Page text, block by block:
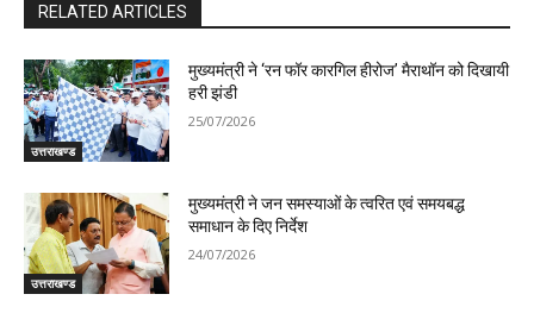
RELATED ARTICLES
उत्तराखण्ड
मुख्यमंत्री ने ‘रन फॉर कारगिल हीरोज’ मैराथॉन को दिखायी
हरी झंडी
25/07/2026
उत्तराखण्ड
मुख्यमंत्री ने जन समस्याओं के त्वरित एवं समयबद्ध
समाधान के दिए निर्देश
24/07/2026